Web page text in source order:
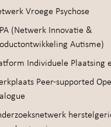
Vroege Psychose
(Netwerk Innovatie &
Autisme)
Individuele Plaatsing
Peer-supported